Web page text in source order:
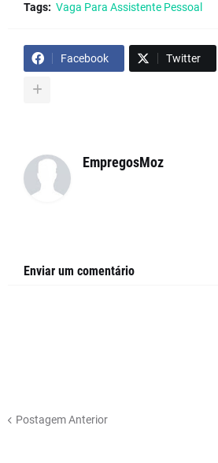
Tags: Vaga Para Assistente Pessoal
Facebook Twitter
EmpregosMoz
Enviar um comentário
Postagem Anterior